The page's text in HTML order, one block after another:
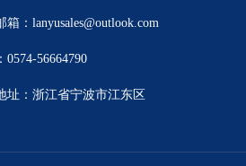
箱：lanyusales@outlook.com
0574-56664790
址：浙江省宁波市江东区